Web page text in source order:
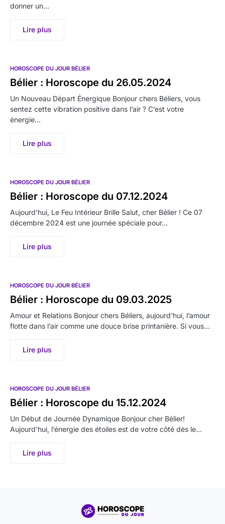
donner un…
Lire plus
HOROSCOPE DU JOUR BÉLIER
Bélier : Horoscope du 26.05.2024
Un Nouveau Départ Énergique Bonjour chers Béliers, vous
sentez cette vibration positive dans l’air ? C’est votre
énergie…
Lire plus
HOROSCOPE DU JOUR BÉLIER
Bélier : Horoscope du 07.12.2024
Aujourd’hui, Le Feu Intérieur Brille Salut, cher Bélier ! Ce 07
décembre 2024 est une journée spéciale pour…
Lire plus
HOROSCOPE DU JOUR BÉLIER
Bélier : Horoscope du 09.03.2025
Amour et Relations Bonjour chers Béliers, aujourd’hui, l’amour
flotte dans l’air comme une douce brise printanière. Si vous…
Lire plus
HOROSCOPE DU JOUR BÉLIER
Bélier : Horoscope du 15.12.2024
Un Début de Journée Dynamique Bonjour cher Bélier!
Aujourd’hui, l’énergie des étoiles est de votre côté dès le…
Lire plus